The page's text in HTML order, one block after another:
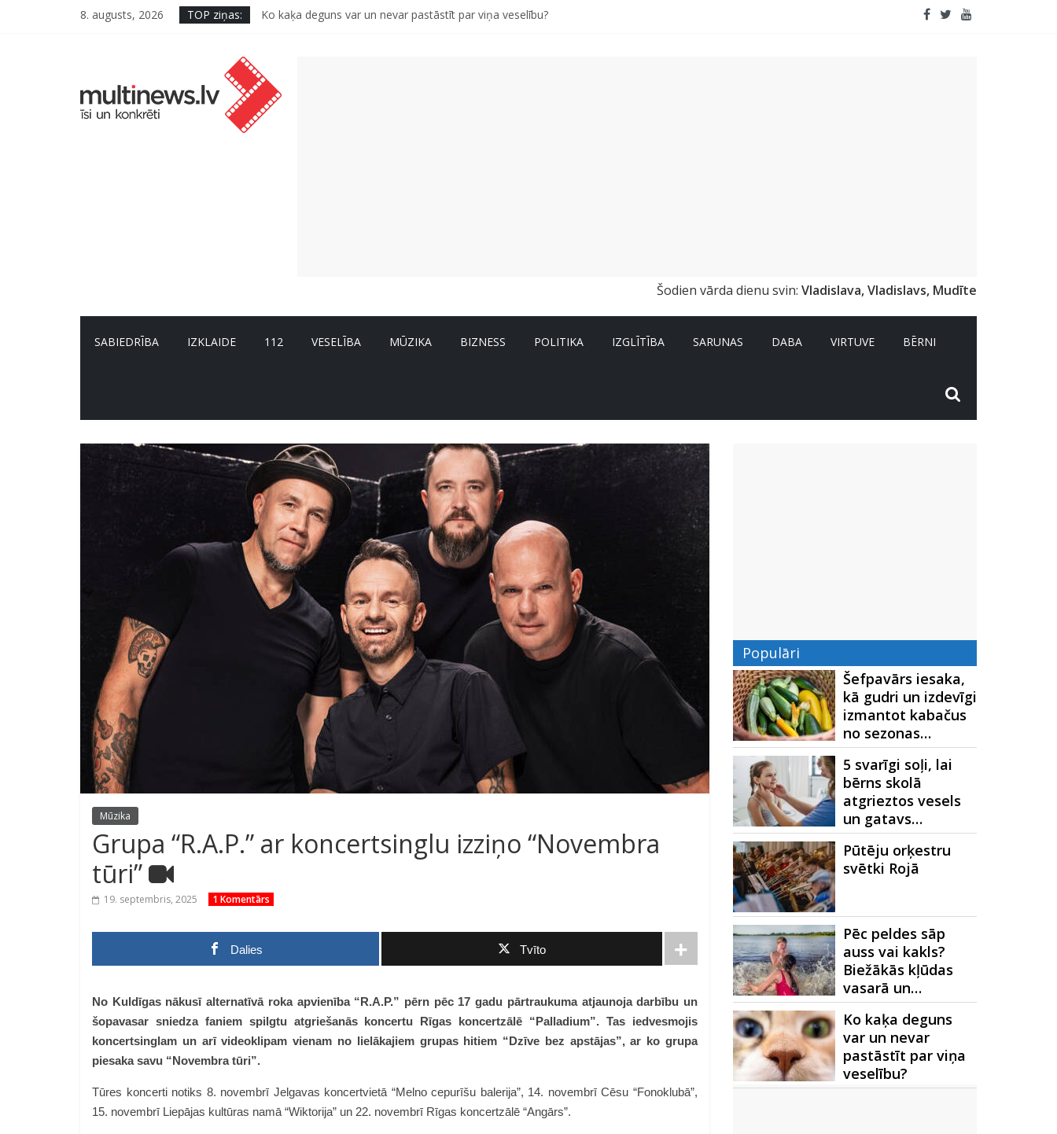
8. augusts, 2026 TOP ziņas:
Ko kaķa deguns var un nevar pastāstīt par viņa veselību?
Šodien vārda dienu svin: Vladislava, Vladislavs, Mudīte
SABIEDRĪBA IZKLAIDE 112 VESELĪBA MŪZIKA BIZNESS POLITIKA IZGLĪTĪBA SARUNAS DABA VIRTUVE BĒRNI
Mūzika
Grupa “R.A.P.” ar koncertsinglu izziņo “Novembra
tūri”
19. septembris, 2025 1 Komentārs
Dalies Tvīto
No Kuldīgas nākusī alternatīvā roka apvienība “R.A.P.” pērn pēc 17 gadu pārtraukuma atjaunoja darbību un
šopavasar sniedza faniem spilgtu atgriešanās koncertu Rīgas koncertzālē “Palladium”. Tas iedvesmojis
koncertsinglam un arī videoklipam vienam no lielākajiem grupas hitiem “Dzīve bez apstājas”, ar ko grupa
piesaka savu “Novembra tūri”.
Tūres koncerti notiks 8. novembrī Jelgavas koncertvietā “Melno cepurīšu balerija”, 14. novembrī Cēsu “Fonoklubā”,
15. novembrī Liepājas kultūras namā “Wiktorija” un 22. novembrī Rīgas koncertzālē “Angārs”.
Populāri
Šefpavārs iesaka,
kā gudri un izdevīgi
izmantot kabačus
no sezonas…
5 svarīgi soļi, lai
bērns skolā
atgrieztos vesels
un gatavs…
Pūtēju orķestru
svētki Rojā
Pēc peldes sāp
auss vai kakls?
Biežākās kļūdas
vasarā un…
Ko kaķa deguns
var un nevar
pastāstīt par viņa
veselību?